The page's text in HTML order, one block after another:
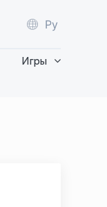
Ру
Игры